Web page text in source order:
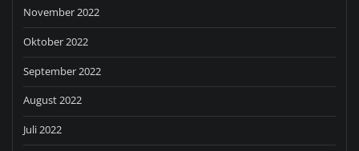
November 2022
Oktober 2022
September 2022
August 2022
Juli 2022